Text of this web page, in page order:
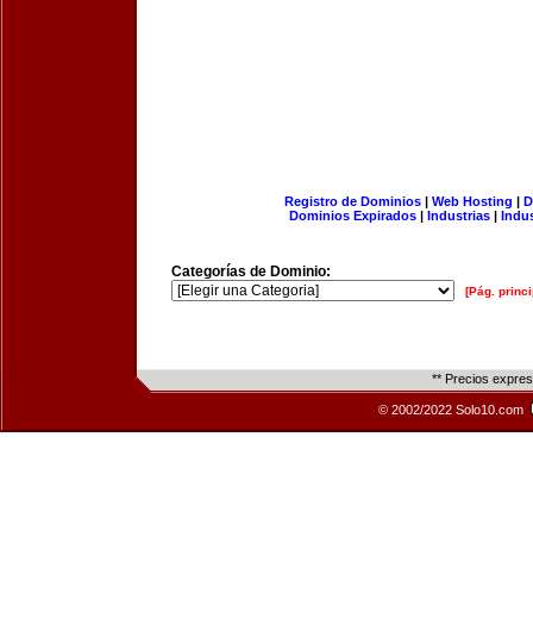
Registro de Dominios| Web Hosting |
Dominios Expirados | Industrias |
Categorías de Dominio:
[Pág.
** Precios
© 2002/2022 Solo10.com